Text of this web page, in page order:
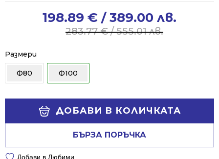
283.77€/ 555.01 лв.
283.77 €
/
555.01 лв..
198.89 € / 389.00 лв.
198.89 €
/
389.00 лв..
Размери
Ф80 Ф100
ДОБАВИ В КОЛИЧКАТА
БЪРЗА ПОРЪЧКА
Добави в Любими